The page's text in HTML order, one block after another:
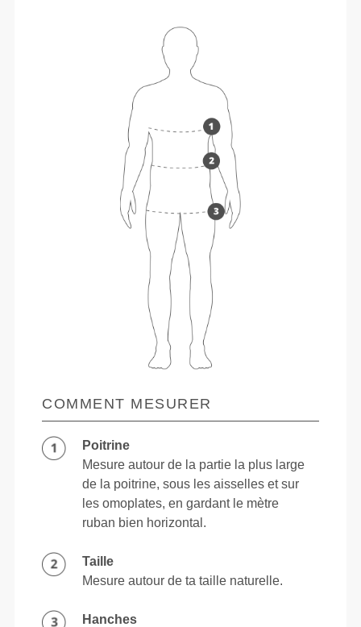
COMMENT MESURER
Poitrine
Mesure autour de la partie la plus large
de la poitrine, sous les aisselles et sur
les omoplates, en gardant le mètre
ruban bien horizontal.
Taille
Mesure autour de ta taille naturelle.
Hanches